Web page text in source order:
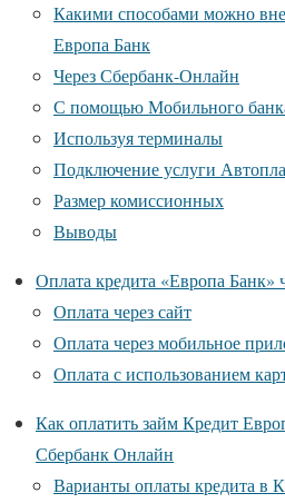
Какими способами можно
Европа Банк
Через Сбербанк-Онлайн
С помощью Мобильного
Используя терминалы
Подключение услуги
Размер комиссионных
Выводы
Оплата кредита «Европа Банк»
Оплата через сайт
Оплата через мобильное
Оплата с использованием
Как оплатить займ Кредит
Сбербанк Онлайн
Варианты оплаты кредита в